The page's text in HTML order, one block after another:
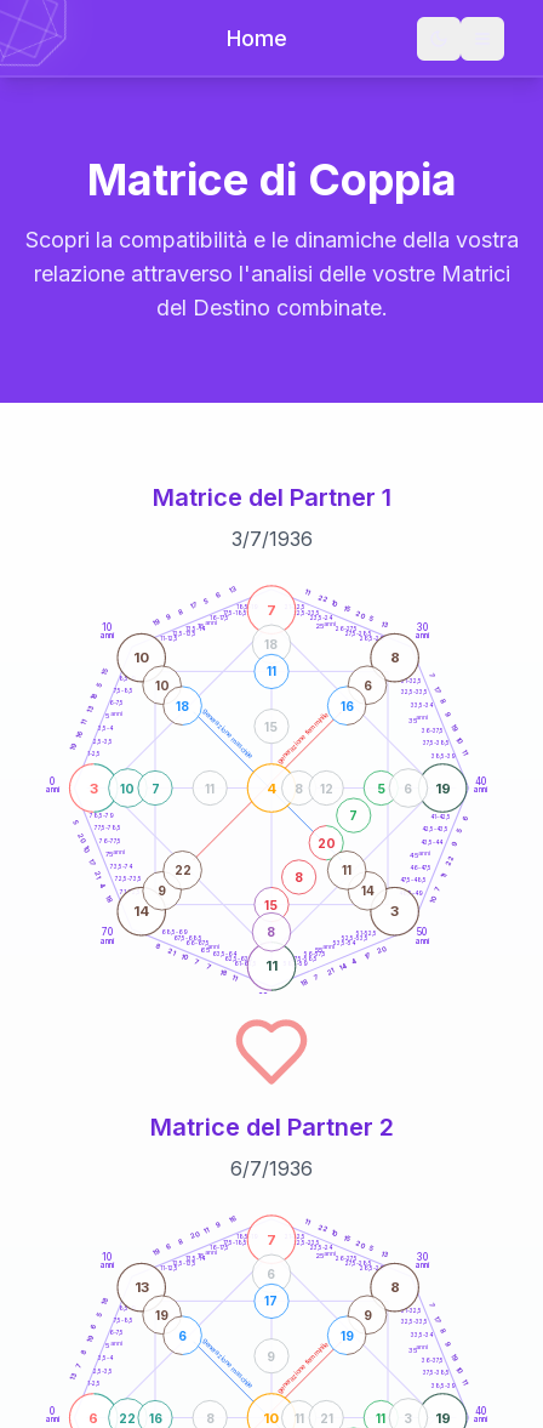
Home
Matrice di Coppia
Scopri la compatibilità e le dinamiche della vostra
relazione attraverso l'analisi delle vostre Matrici
del Destino combinate.
Matrice del Partner 1
3/7/1936
generazione maschile generazione femminile
0
anni
10
anni
30
anni
40
anni
50
anni
60
70
anni
1-2,5
2,5-3,5
3,5-4
6-7,5
7,5-8,5
8,5-9
11-12,5
12,5-13,5
13,5-14
16-17,5
17,5-18,5
18,5-19
21-22,5
22,5-23,5
23,5-24
26-27,5
27,5-28,5
28,5-29
31-32,5
32,5-33,5
33,5-34
36-37,5
37,5-38,5
38,5-39
41-42,5
42,5-43,5
43,5-44
46-47,5
47,5-48,5
48,5-49
51-52,5
52,5-53,5
53,5-54
56-57,5
57,5-58,5
58,5-59
61-62,5
62,5-63,5
63,5-64
66-67,5
67,5-68,5
68,5-69
71-72,5
72,5-73,5
73,5-74
76-77,5
77,5-78,5
78,5-79
19
16
11
13
18
5
15
19
9
8
17
5
6
13 11
22 10
15
20 5
13
7
17
8
9
19
10
11
6
5
9
22
11
7
10
20
17
4
14
21
7
18
11
18
7
7
10
21
8
18
4
21
17
10
20
5
3
7
19
11
4
10 8
14 3
15
8
20
7
5
10
18
6
8
7
11
8 12
11
15
10
18
6
16
9
22
14
11
5anni
15 anni 25anni
35anni
45anni
55anni
65anni
75anni
Matrice del Partner 2
6/7/1936
generazione maschile generazione femminile
0
anni
10
anni
30
anni
40
anni
1-2,5
2,5-3,5
3,5-4
6-7,5
7,5-8,5
8,5-9
11-12,5
12,5-13,5
13,5-14
16-17,5
17,5-18,5
18,5-19 21-22,5
22,5-23,5
23,5-24
26-27,5
27,5-28,5
28,5-29
31-32,5
32,5-33,5
33,5-34
36-37,5
37,5-38,5
38,5-39
13
7
8
19
6
5
18
19
6
8
20 11
9
16 11
22 10
15
20 5
13
7
17
8
9
19
10
11
6
7
19
10
13 8
11
22
6
3
16
17
11 21
8
9
19
6
9
19
5anni
15 anni 25anni
35anni